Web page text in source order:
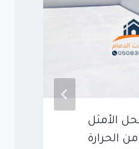
الأمثل
الحرارة